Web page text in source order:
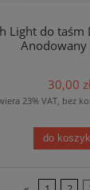
Light do taśm
Anodowany
30,00
23% VAT, bez
do